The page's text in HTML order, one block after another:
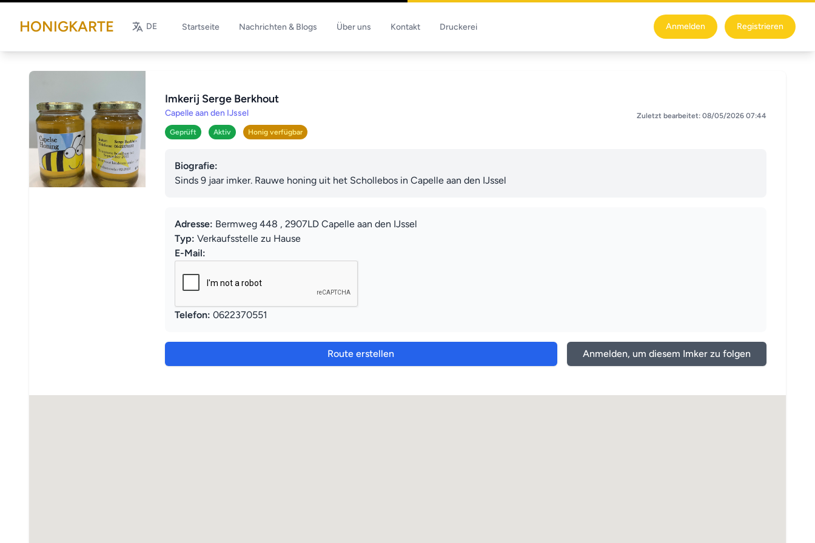
HONIGKARTE DE Startseite Nachrichten & Blogs Über uns Kontakt Druckerei Anmelden Registrieren
Imkerij Serge Berkhout
Capelle aan den IJssel
Geprüft Aktiv Honig verfügbar
Zuletzt bearbeitet: 08/05/2026 07:44
Biografie:
Sinds 9 jaar imker. Rauwe honing uit het Schollebos in Capelle aan den IJssel
Adresse: Bermweg 448 , 2907LD Capelle aan den IJssel
Typ: Verkaufsstelle zu Hause
E-Mail:
Telefon: 0622370551
Route erstellen Anmelden, um diesem Imker zu folgen